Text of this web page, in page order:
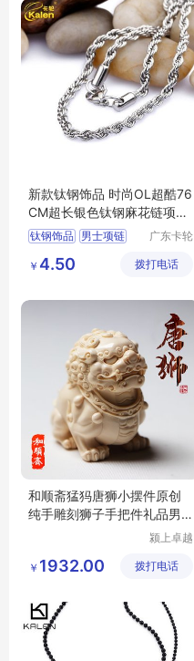
新款钛钢饰品 时尚OL超酷76
CM超长银色钛钢麻花链项链
男士项链
钛钢饰品
男士项链
新款钛钢饰品
广东卡轮
公司
￥ 4.50 拨打电话
和顺斋猛犸唐狮小摆件原创
纯手雕刻狮子手把件礼品男
颍上卓越
有限公司
￥ 1932.00 拨打电话